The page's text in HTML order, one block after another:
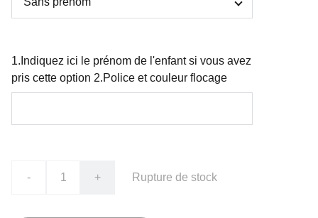
1.Indiquez ici le prénom de l'enfant si vous avez
pris cette option 2.Police et couleur flocage
- + Rupture de stock